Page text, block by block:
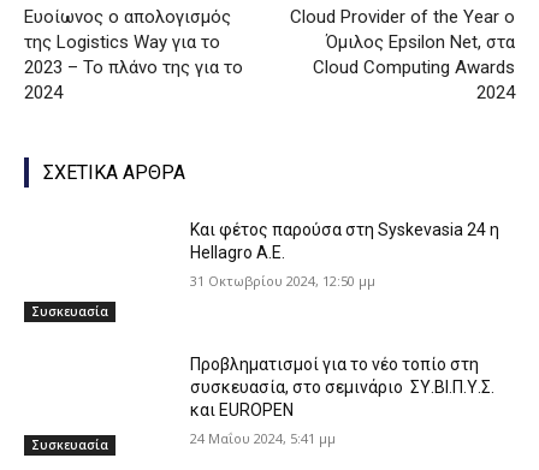
Ευοίωνος ο απολογισμός
της Logistics Way για το
2023 – Το πλάνο της για το
2024
Cloud Provider of the Year o
Όμιλος Epsilon Net, στα
Cloud Computing Awards
2024
ΣΧΕΤΙΚΑ ΑΡΘΡΑ
Συσκευασία
Και φέτος παρούσα στη Syskevasia 24 η
Hellagro Α.Ε.
31 Οκτωβρίου 2024, 12:50 μμ
Συσκευασία
Προβληματισμοί για το νέο τοπίο στη
συσκευασία, στο σεμινάριο ΣΥ.ΒΙ.Π.Υ.Σ.
και EUROPEN
24 Μαΐου 2024, 5:41 μμ